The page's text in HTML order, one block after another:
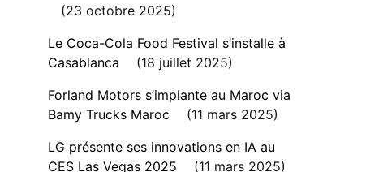
23 octobre 2025
Le Coca-Cola Food Festival s’installe à
Casablanca
18 juillet 2025
Forland Motors s’implante au Maroc via
Bamy Trucks Maroc
11 mars 2025
LG présente ses innovations en IA au
CES Las Vegas 2025
11 mars 2025